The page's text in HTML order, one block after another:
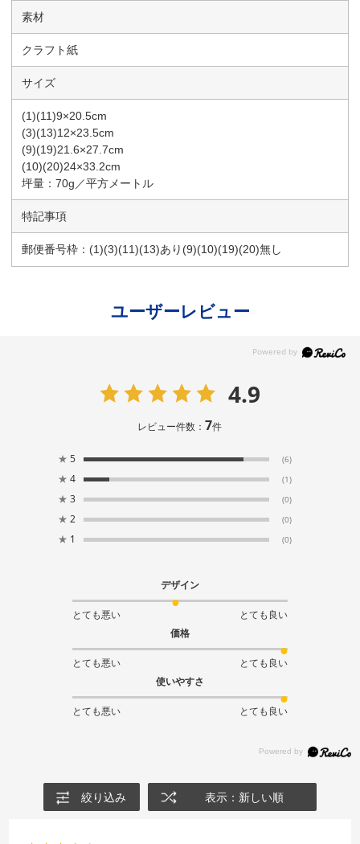
素材
クラフト紙
サイズ
(1)(11)9×20.5cm
(3)(13)12×23.5cm
(9)(19)21.6×27.7cm
(10)(20)24×33.2cm
坪量：70g／平方メートル
特記事項
郵便番号枠：(1)(3)(11)(13)あり(9)(10)(19)(20)無し
ユーザーレビュー
4.9
レビュー件数： 7件
★ 5 (6)
★ 4 (1)
★ 3 (0)
★ 2 (0)
★ 1 (0)
デザイン
とても悪い
とても良い
価格
とても悪い
とても良い
使いやすさ
とても悪い とても良い
絞り込み 表示：新しい順